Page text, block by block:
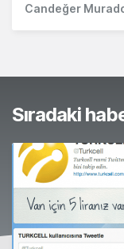
Candeğer
Sıradaki